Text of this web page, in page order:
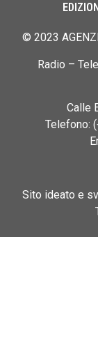
© 2023
Radio –
Calle
Telefono:
Sito ideato e